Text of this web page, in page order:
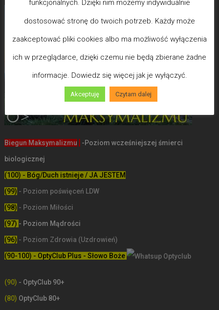
Biegun Maksymalizmu -Poziom wcześniejszej śmierci
biologicznej
(100) - Bóg/Duch istnieje / JA JESTEM
(99) - Poziom poświęceń LDW
(98) - Poziom Miłości
(97) - Poziom Mądrości
(96) - Poziom Zdrowia (Uzdrowień)
(90-100) - OptyClub Plus - Słowo Boże
(90) - OptyClub 90+
(80) OptyClub 80+
funkcjonalnych. Dzięki nim możemy indywidualnie
dostosować stronę do twoich potrzeb. Każdy może
zaakceptować pliki cookies albo ma możliwość wyłączenia
ich w przeglądarce, dzięki czemu nie będą zbierane żadne
informacje. Dowiedz się więcej jak je wyłączyć.
Akceptuję Czytam dalej